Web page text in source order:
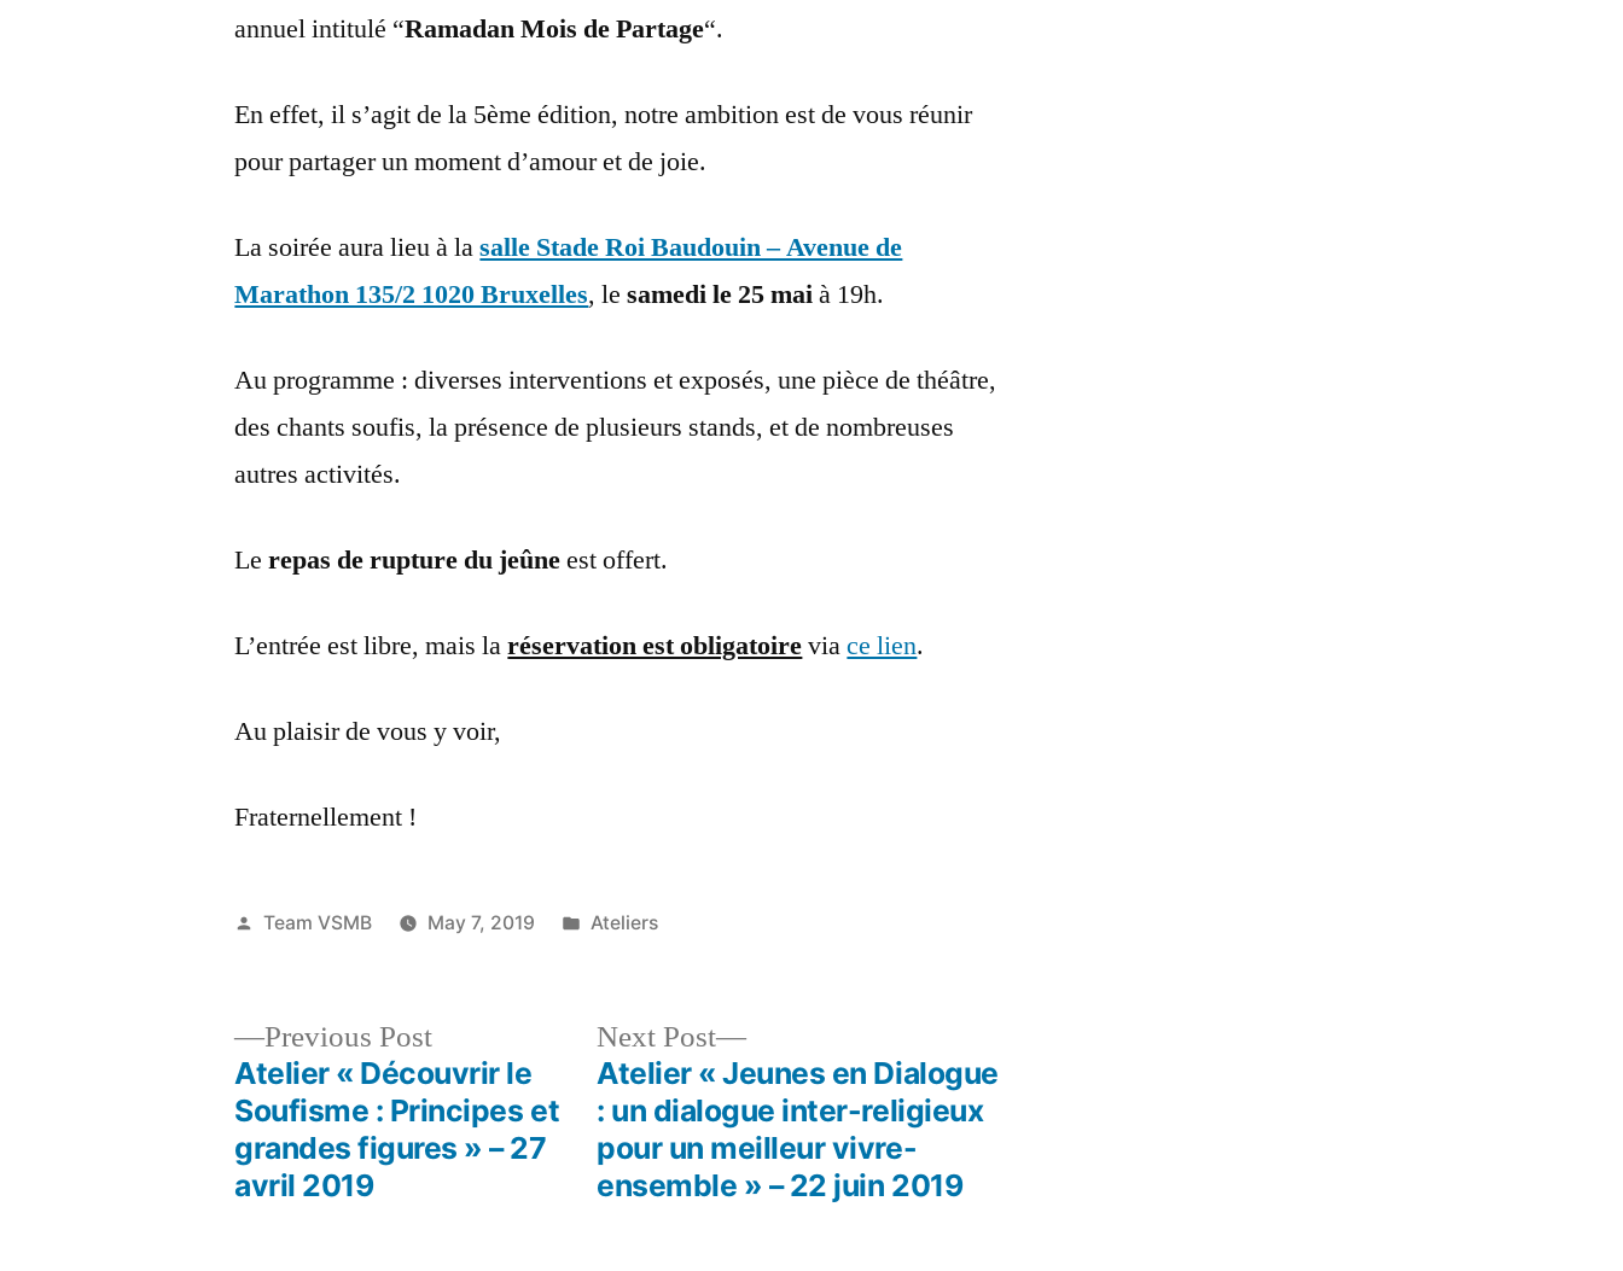
annuel intitulé “Ramadan Mois de Partage“.
En effet, il s’agit de la 5ème édition, notre ambition est de vous réunir
pour partager un moment d’amour et de joie.
La soirée aura lieu à lasalle Stade Roi Baudouin – Avenue de
Marathon 135/2 1020 Bruxelles, lesamedi le 25 maià 19h.
Au programme : diverses interventions et exposés, une pièce de théâtre,
des chants soufis, la présence de plusieurs stands, et de nombreuses
autres activités.
Lerepas de rupture du jeûneest offert.
L’entrée est libre, mais laréservation est obligatoireviace lien.
Au plaisir de vous y voir,
Fraternellement !
Posted
Team VSMB May 7, 2019
Posted
Ateliers
navigation
Previous PostPrevious
post:
Atelier « Découvrir le
Soufisme : Principes et
grandes figures » – 27
avril 2019
Next Post
Next
post:
Atelier « Jeunes en Dialogue
: un dialogue inter-religieux
pour un meilleur vivre-
ensemble » – 22 juin 2019